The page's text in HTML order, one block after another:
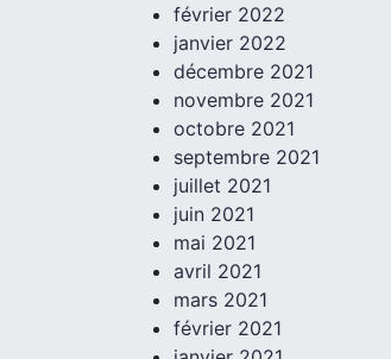
février 2022
janvier 2022
décembre 2021
novembre 2021
octobre 2021
septembre 2021
juillet 2021
juin 2021
mai 2021
avril 2021
mars 2021
février 2021